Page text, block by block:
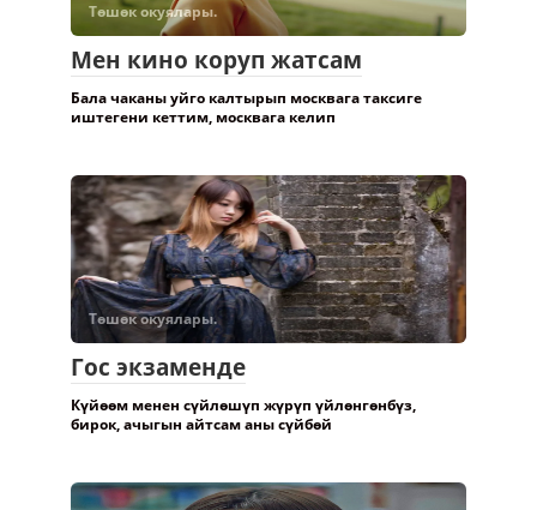
Төшөк окуялары.
Мен кино коруп жатсам
Бала чаканы уйго калтырып москвага таксиге
иштегени кеттим, москвага келип
Төшөк окуялары.
Гос экзаменде
Күйөөм менен сүйлөшүп жүрүп үйлөнгөнбүз,
бирок, ачыгын айтсам аны сүйбөй